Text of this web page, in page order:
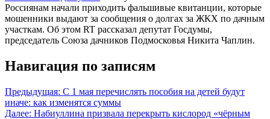
Россиянам начали приходить фальшивые квитанции, которые
мошенники выдают за сообщения о долгах за ЖКХ по дачным
участкам. Об этом RT рассказал депутат Госдумы,
председатель Союза дачников Подмосковья Никита Чаплин.
Навигация по записям
Предыдущая: С 1 мая перечислять пособия на детей будут
иначе: как изменятся суммы
Далее: Набиуллина призвала перекрыть кислород «чёрным